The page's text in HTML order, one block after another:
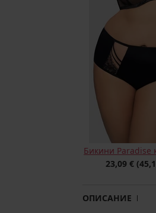
Бикини Paradise
23,09 €
ОПИСАНИЕ